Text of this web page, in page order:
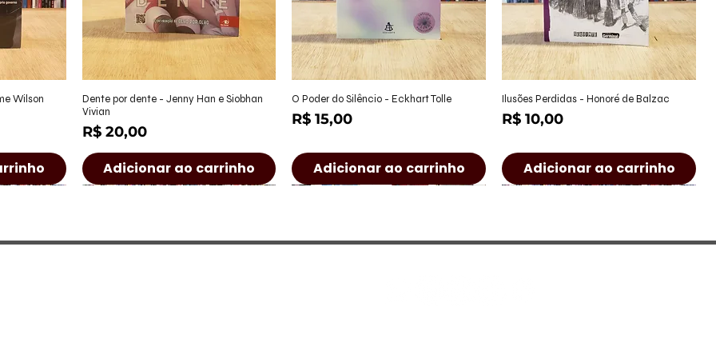
Wilson Visualização rápida
Dente por dente - Jenny Han e Siobhan
Vivian
Preço
R$ 20,00
Adicionar ao carrinho
Visualização rápida
O Poder do Silêncio - Eckhart Tolle
Preço
R$ 15,00
Adicionar ao carrinho
Visualização rápida
Ilusões Perdidas - Honoré de Balzac
Preço
R$ 10,00
Adicionar ao carrinho